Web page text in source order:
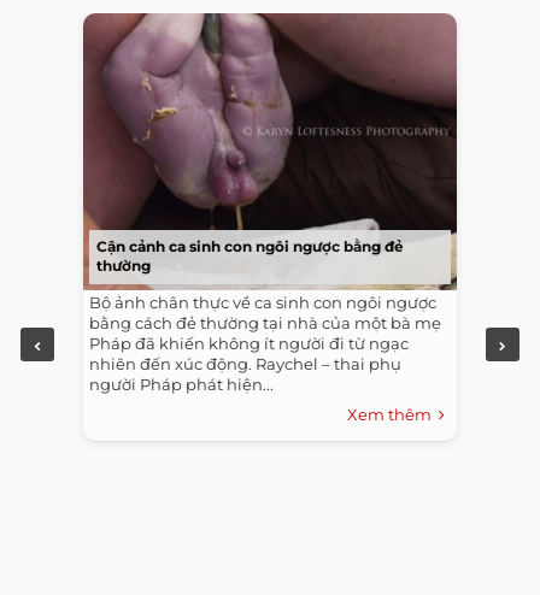
Cận cảnh ca sinh con ngôi ngược bằng đẻ
thường
Bộ ảnh chân thực về ca sinh con ngôi ngược
bằng cách đẻ thường tại nhà của một bà mẹ
Pháp đã khiến không ít người đi từ ngạc
nhiên đến xúc động. Raychel – thai phụ
người Pháp phát hiện...
Xem thêm